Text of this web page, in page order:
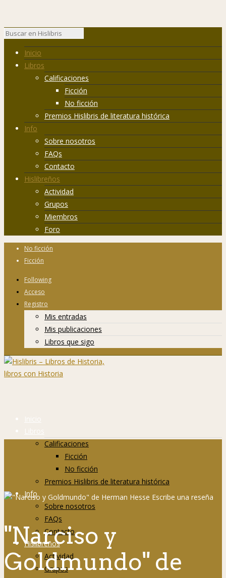
Inicio
Libros
Calificaciones
Ficción
No ficción
Premios Hislibris de literatura histórica
Info
Sobre nosotros
FAQs
Contacto
Hislibreños
Actividad
Grupos
Miembros
Foro
No ficción
Ficción
Following
Acceso
Registro
Mis entradas
Mis publicaciones
Libros que sigo
Inicio
Libros
Calificaciones
Ficción
No ficción
Premios Hislibris de literatura histórica
Info
Sobre nosotros
FAQs
Contacto
Hislibreños
Actividad
Grupos
"Narciso y
Goldmundo" de